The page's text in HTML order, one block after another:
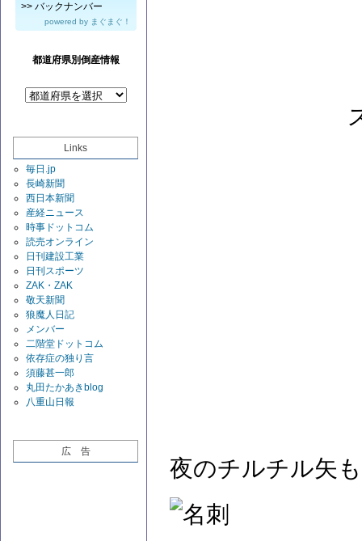
>> バックナンバー
powered by まぐまぐ！
都道府県別倒産情報
Links
毎日.jp
長崎新聞
西日本新聞
産経ニュース
時事ドットコム
読売オンライン
日刊建設工業
日刊スポーツ
ZAK・ZAK
敬天新聞
狼魔人日記
メンバー
二階堂ドットコム
依存症の独り言
須藤甚一郎
丸田たかあきblog
八重山日報
広 告
夜のチルチル矢